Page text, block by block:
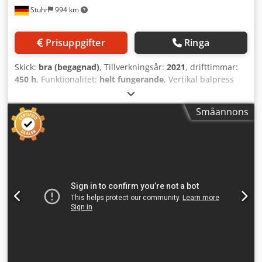
Stuhr 994 km
Prisuppgifter Ringa
Skick: bra (begagnad), Tillverkningsår: 2021, drifttimmar:
450 h, Funktionalitet: helt fungerande, Vertikal balpress
HSM V-Press 860 plus, tillverkningsår 2021 Tekniska data:
Tillverkare: HSM Modell: V-Press 860 plus Dcjdpfozqr Irsx
Af Ajk Tillverkningsår: 2021 Drifttimmar: 450 Presskraft: 60
t Drivkraft: 4 kW Påfyllningsöppning: 1195 x 645 mm
Påfyllningshöjd: 1114 mm Balstorlek: ca 1200 x 1200 x 780
Plastfilm, papper, kartong Anmärkning: Pressen är i gott
skick. Den är kontrollerad och testad av oss. En video finns
på vår webbplats eller YouTube-kanal. Observera: Alla
Småannons